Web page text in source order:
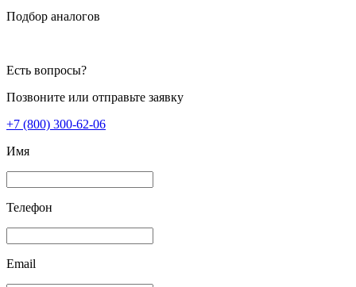
Подбор аналогов
Есть вопросы?
Позвоните или отправьте заявку
+7 (800) 300-62-06
Имя
Телефон
Email